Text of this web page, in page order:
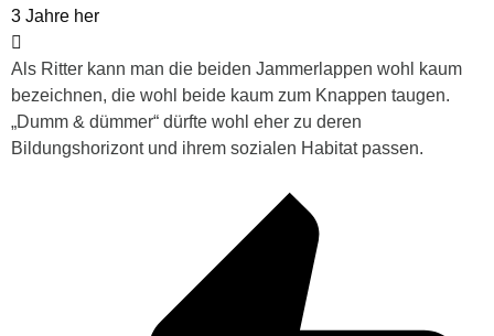
3 Jahre her
Als Ritter kann man die beiden Jammerlappen wohl kaum
bezeichnen, die wohl beide kaum zum Knappen taugen.
„Dumm & dümmer“ dürfte wohl eher zu deren
Bildungshorizont und ihrem sozialen Habitat passen.